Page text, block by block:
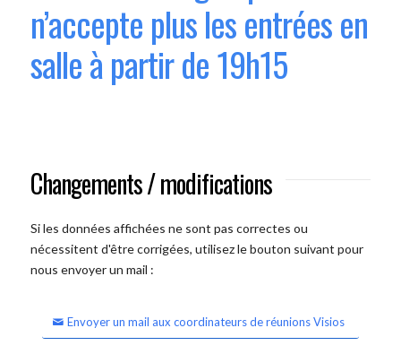
n’accepte plus les entrées en
salle à partir de 19h15
Changements / modifications
Si les données affichées ne sont pas correctes ou
nécessitent d'être corrigées, utilisez le bouton suivant pour
nous envoyer un mail :
Envoyer un mail aux coordinateurs de réunions Visios